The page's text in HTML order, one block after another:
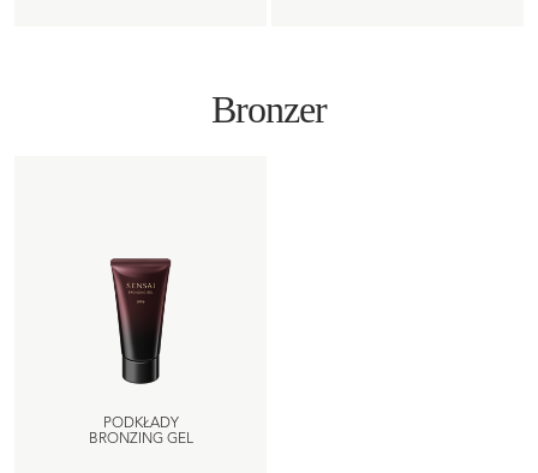
Bronzer
PODKŁADY
BRONZING GEL